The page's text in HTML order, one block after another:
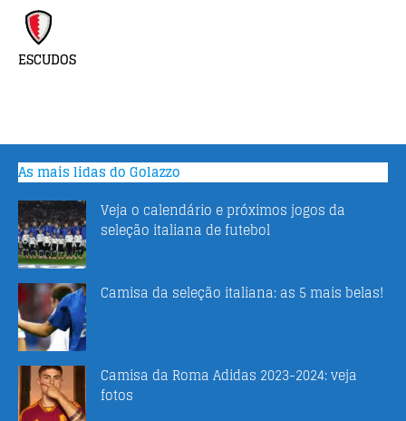
ESCUDOS
As mais lidas do Golazzo
Veja o calendário e próximos jogos da
seleção italiana de futebol
Camisa da seleção italiana: as 5 mais belas!
Camisa da Roma Adidas 2023-2024: veja
fotos